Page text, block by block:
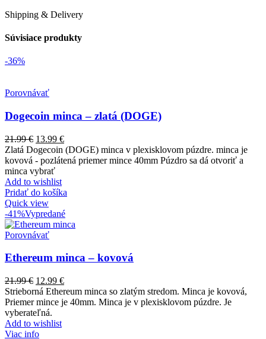
Shipping & Delivery
Súvisiace produkty
-36%
Porovnávať
Dogecoin minca – zlatá (DOGE)
21.99€ 13.99 €
Zlatá Dogecoin (DOGE) minca v plexisklovom púzdre. minca je
kovová - pozlátená priemer mince 40mm Púzdro sa dá otvoriť a
minca vybrať
Add to wishlist
Pridať do košíka
Quick view
-41%Vypredané
Porovnávať
Ethereum minca – kovová
21.99€ 12.99 €
Strieborná Ethereum minca so zlatým stredom. Minca je kovová,
Priemer mince je 40mm. Minca je v plexisklovom púzdre. Je
vyberateľná.
Add to wishlist
Viac info